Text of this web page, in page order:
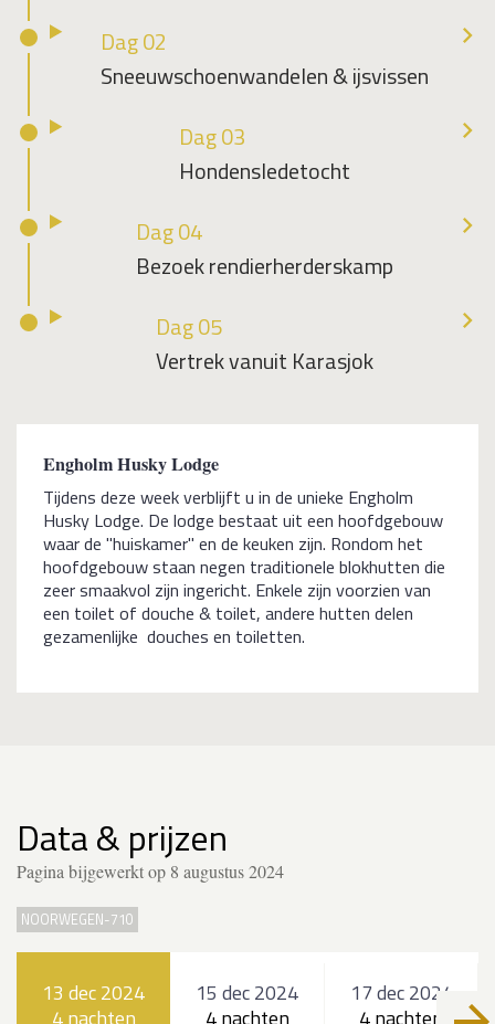
Dag 02
Sneeuwschoenwandelen & ijsvissen
Dag 03
Hondensledetocht
Dag 04
Bezoek rendierherderskamp
Dag 05
Vertrek vanuit Karasjok
Engholm Husky Lodge
Tijdens deze week verblijft u in de unieke Engholm
Husky Lodge. De lodge bestaat uit een hoofdgebouw
waar de "huiskamer" en de keuken zijn. Rondom het
hoofdgebouw staan negen traditionele blokhutten die
zeer smaakvol zijn ingericht. Enkele zijn voorzien van
een toilet of douche & toilet, andere hutten delen
gezamenlijke douches en toiletten.
Data & prijzen
Pagina bijgewerkt op 8 augustus 2024
NOORWEGEN-710
13 dec 2024
15 dec 2024
17 dec 2024